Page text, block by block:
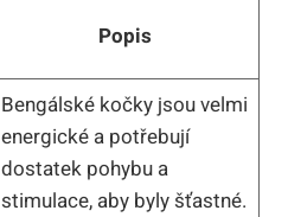
Popis
Bengálské kočky jsou velmi
energické a potřebují
dostatek ⁤pohybu a
stimulace, aby byly šťastné.